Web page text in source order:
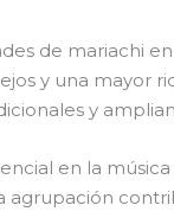
de mariachi
y una mayor
y
en la